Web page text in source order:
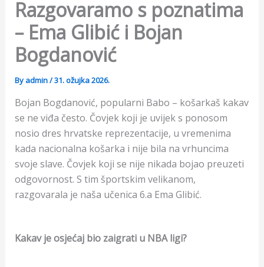
Razgovaramo s poznatima
– Ema Glibić i Bojan
Bogdanović
By admin/31. ožujka 2026.
Bojan Bogdanović, popularni Babo – košarkaš kakav
se ne viđa često. Čovjek koji je uvijek s ponosom
nosio dres hrvatske reprezentacije, u vremenima
kada nacionalna košarka i nije bila na vrhuncima
svoje slave. Čovjek koji se nije nikada bojao preuzeti
odgovornost. S tim športskim velikanom,
razgovarala je naša učenica 6.a Ema Glibić.
Kakav je osjećaj bio zaigrati u NBA ligi?